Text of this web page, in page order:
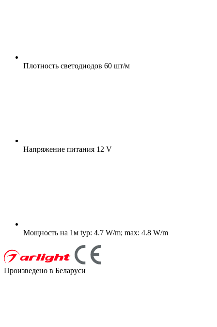
Плотность светодиодов 60 шт/м
Напряжение питания 12 V
Мощность на 1м typ: 4.7 W/m; max: 4.8 W/m
Произведено в Беларуси